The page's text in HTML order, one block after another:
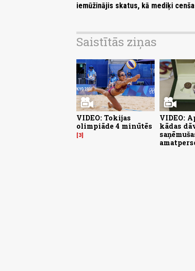
iemūžinājis skatus, kā mediķi
Saistītās ziņas
VIDEO: Tokijas
olimpiāde 4 minūtēs
3
VIDEO:
kādas